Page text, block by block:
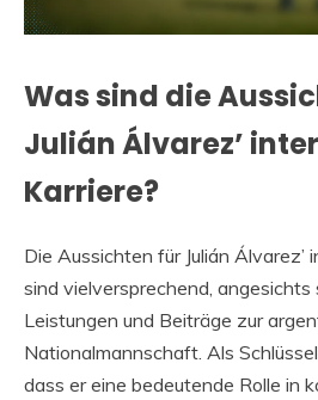
Was sind die
Julián Álvarez’
Karriere?
Die Aussichten für Julián Álvarez’
sind vielversprechend, angesichts
Leistungen und Beiträge zur
Nationalmannschaft. Als
dass er eine bedeutende Rolle in